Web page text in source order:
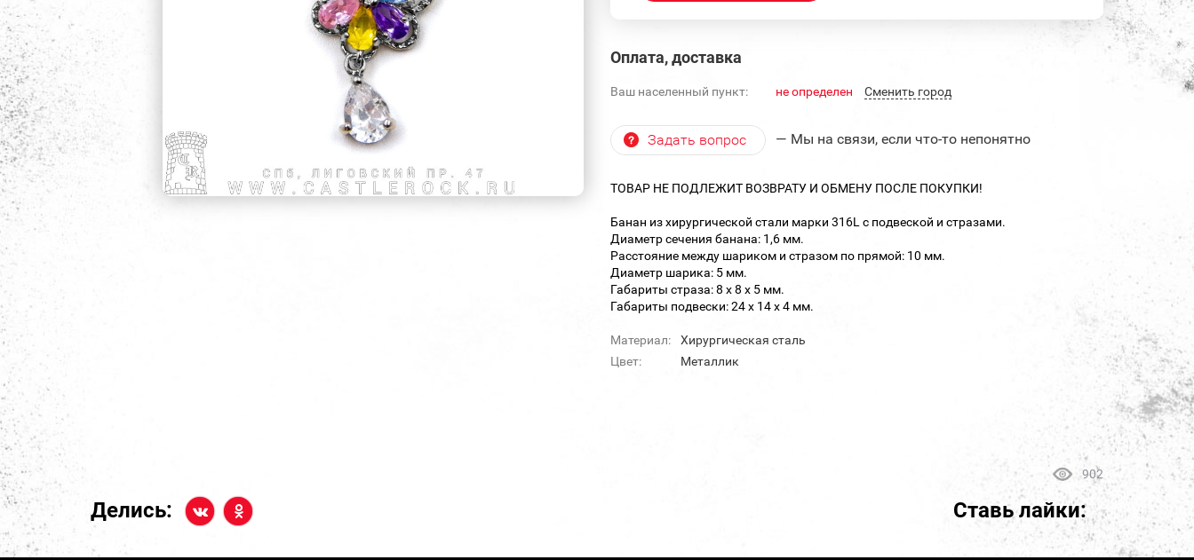
Оплата, доставка
Ваш населенный пункт: не определен Cменить город
Задать вопрос — Мы на связи, если что-то непонятно
ТОВАР НЕ ПОДЛЕЖИТ ВОЗВРАТУ И ОБМЕНУ ПОСЛЕ ПОКУПКИ!
Банан из хирургической стали марки 316L с подвеской и стразами.
Диаметр сечения банана: 1,6 мм.
Расстояние между шариком и стразом по прямой: 10 мм.
Диаметр шарика: 5 мм.
Габариты страза: 8 х 8 х 5 мм.
Габариты подвески: 24 х 14 х 4 мм.
Материал:
Хирургическая сталь
Цвет:
Металлик
902
Делись: Ставь лайки: